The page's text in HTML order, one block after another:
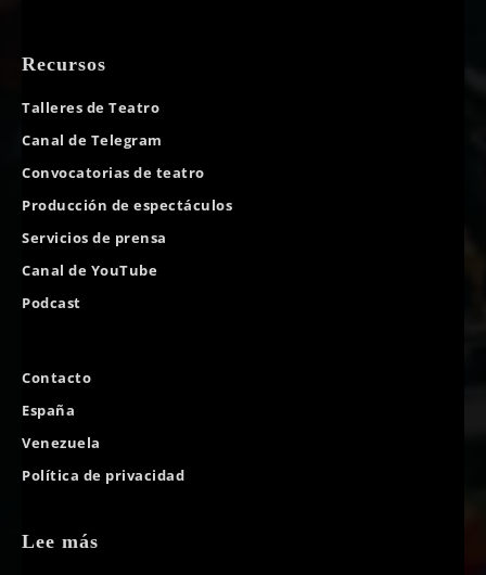
Recursos
Talleres de Teatro
Canal de Telegram
Convocatorias de teatro
Producción de espectáculos
Servicios de prensa
Canal de YouTube
Podcast
Contacto
España
Venezuela
Política de privacidad
Lee más